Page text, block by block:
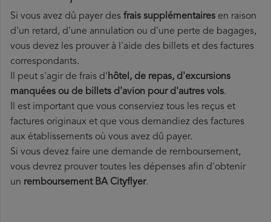
Si vous avez dû payer des frais supplémentaires en raison
d'un retard, d'une annulation ou d'une perte de bagages,
vous devez les prouver à l'aide des billets et des factures
correspondants.
Il peut s'agir de frais d'hôtel, de repas, d'excursions
manquées ou de billets d'avion pour d'autres vols.
Il est important que vous conserviez tous les reçus et
factures originaux et que vous demandiez des factures
aux établissements où vous avez dû payer.
Si vous devez faire une demande de remboursement,
vous devrez prouver toutes les dépenses afin d'obtenir
un remboursement BA Cityflyer.